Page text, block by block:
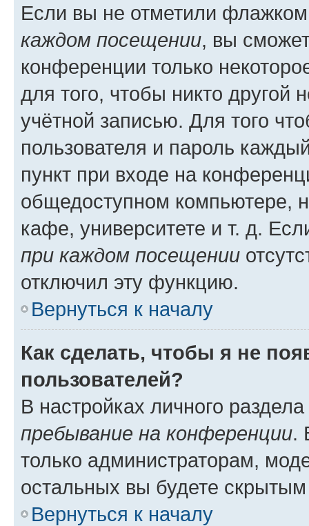
Если вы не отметили
каждом посещении, вы
конференции только
для того, чтобы никто другой
учётной записью. Для того
пользователя и пароль
пункт при входе на
общедоступном компьютере,
кафе, университете и т. д.
при каждом посещении
отключил эту функцию.
Вернуться к началу
Как сделать, чтобы я не
пользователей?
В настройках личного
пребывание на конференции.
только администраторам,
остальных вы будете
Вернуться к началу